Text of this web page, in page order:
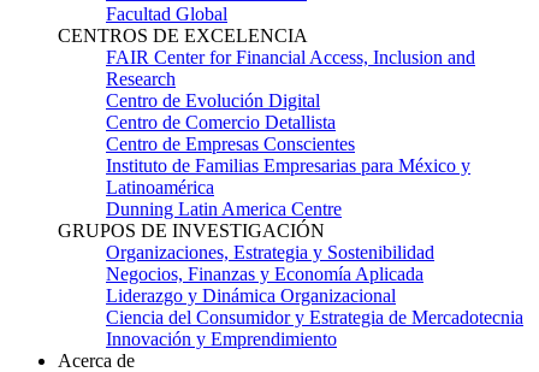
Facultad Global
CENTROS DE EXCELENCIA
FAIR Center for Financial Access, Inclusion and
Research
Centro de Evolución Digital
Centro de Comercio Detallista
Centro de Empresas Conscientes
Instituto de Familias Empresarias para México y
Latinoamérica
Dunning Latin America Centre
GRUPOS DE INVESTIGACIÓN
Organizaciones, Estrategia y Sostenibilidad
Negocios, Finanzas y Economía Aplicada
Liderazgo y Dinámica Organizacional
Ciencia del Consumidor y Estrategia de Mercadotecnia
Innovación y Emprendimiento
Acerca de